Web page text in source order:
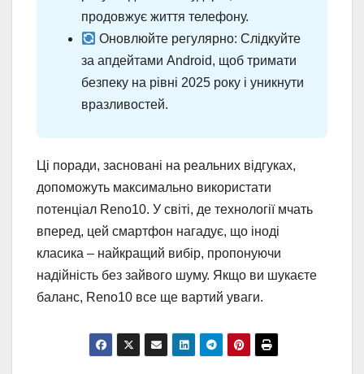
продовжує життя телефону.
Оновлюйте регулярно: Слідкуйте
за апдейтами Android, щоб тримати
безпеку на рівні 2025 року і уникнути
вразливостей.
Ці поради, засновані на реальних відгуках,
допоможуть максимально використати
потенціал Reno10. У світі, де технології мчать
вперед, цей смартфон нагадує, що іноді
класика – найкращий вибір, пропонуючи
надійність без зайвого шуму. Якщо ви шукаєте
баланс, Reno10 все ще вартий уваги.